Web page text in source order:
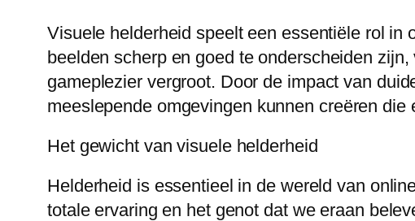
Visuele helderheid speelt een essentiële rol in
beelden scherp en goed te onderscheiden
gameplezier vergroot. Door de impact van
meeslepende omgevingen kunnen creëren
Het gewicht van visuele helderheid
Helderheid is essentieel in de wereld van
totale ervaring en het genot dat we eraan